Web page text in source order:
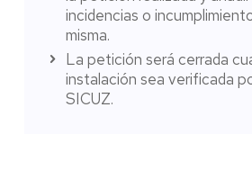
incidencias o
misma.
La petición será cerrada
instalación sea verificada
SICUZ.